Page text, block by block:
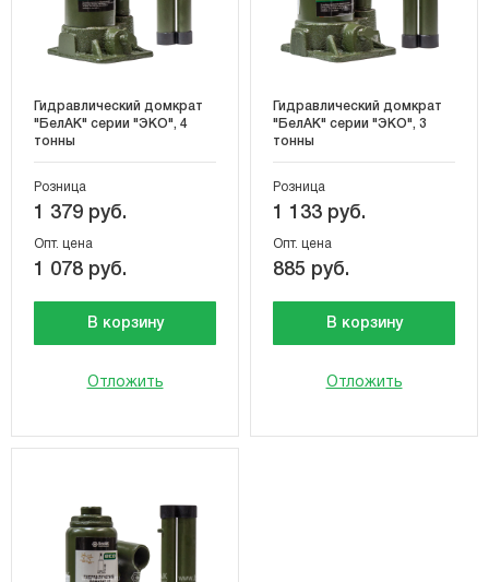
Гидравлический домкрат
"БелАК" серии "ЭКО", 4
тонны
Розница
1 379 руб.
Опт. цена
1 078 руб.
В корзину
Отложить
Гидравлический домкрат
"БелАК" серии "ЭКО", 3
тонны
Розница
1 133 руб.
Опт. цена
885 руб.
В корзину
Отложить